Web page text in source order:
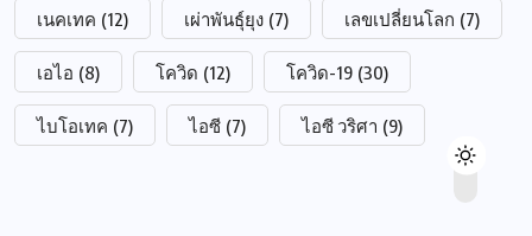
เนคเทค (12) เผ่าพันธุ์ยุง (7) เลขเปลี่ยนโลก (7)
เอไอ (8) โควิด (12) โควิด-19 (30)
ไบโอเทค (7) ไอซี (7) ไอซี วริศา (9)